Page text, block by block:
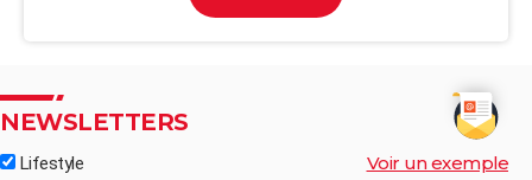
NEWSLETTERS
Lifestyle Voir un exemple